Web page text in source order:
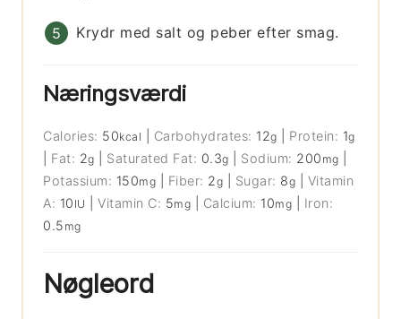
Krydr med salt og peber efter smag.
Næringsværdi
Calories: 50kcal Carbohydrates: 12g Protein: 1g
Fat: 2g Saturated Fat: 0.3g Sodium: 200 mg
Potassium: 150mg Fiber: 2g Sugar: 8g
Vitamin
A: 10 IU |Vitamin C: 5mg Calcium: 10mg
Iron:
0.5 mg
Nøgleord